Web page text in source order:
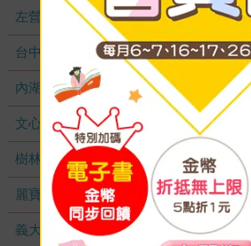
左營店 無庫存
台中秀泰店 無庫存
內湖大潤發 無庫存
文心店 無庫存
樹林店 無庫存
麗寶店 無庫存
義大店 無庫存